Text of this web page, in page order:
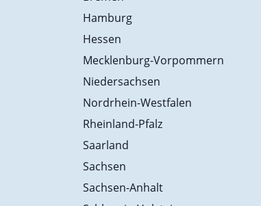
Hamburg
Hessen
Mecklenburg-Vorpommern
Niedersachsen
Nordrhein-Westfalen
Rheinland-Pfalz
Saarland
Sachsen
Sachsen-Anhalt